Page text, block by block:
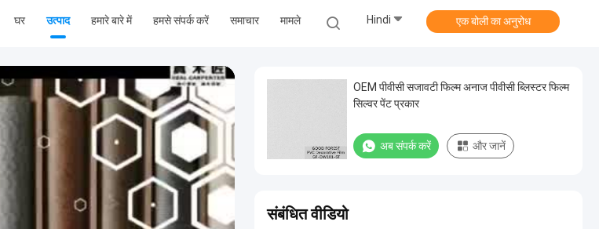
घर उत्पाद हमारे बारे में हमसे संपर्क करें समाचार मामले Hindi एक बोली का अनुरोध
OEM पीवीसी सजावटी फिल्म अनाज पीवीसी ब्लिस्टर फिल्म
सिल्वर पेंट प्रकार
अब संपर्क करें और जानें
संबंधित वीडियो